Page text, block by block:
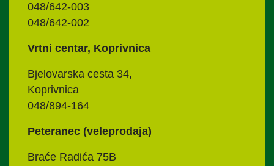
048/642-003
048/642-002
Vrtni centar, Koprivnica
Bjelovarska cesta 34,
Koprivnica
048/894-164
Peteranec (veleprodaja)
Braće Radića 75B